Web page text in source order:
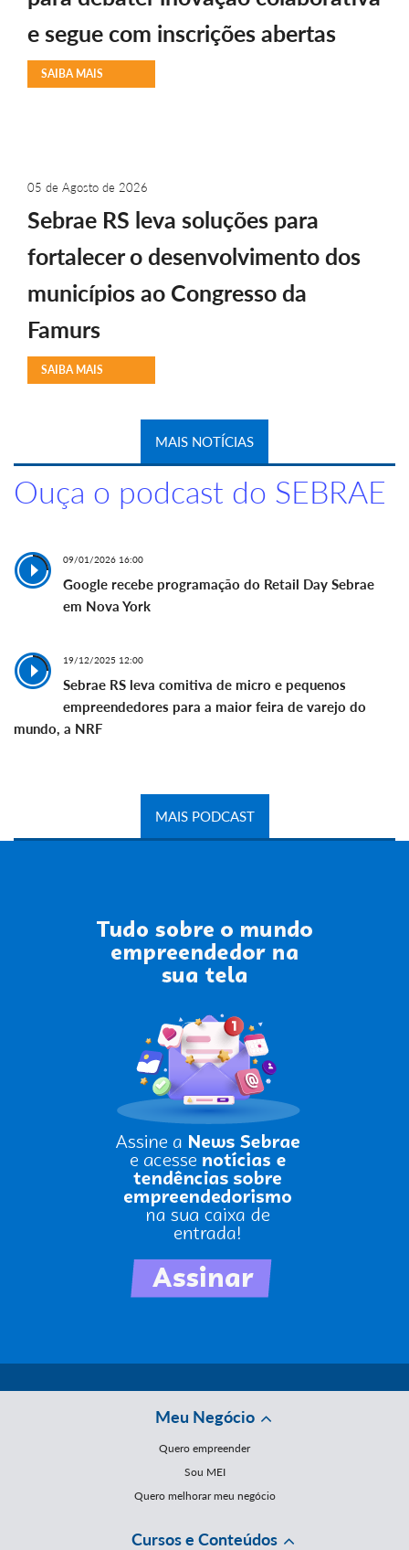
e segue com inscrições abertas
SAIBA MAIS
05 de Agosto de 2026
Sebrae RS leva soluções para
fortalecer o desenvolvimento dos
municípios ao Congresso da
Famurs
SAIBA MAIS
MAIS NOTÍCIAS
Ouça o podcast do SEBRAE
09/01/2026 16:00
Google recebe programação do Retail Day Sebrae
em Nova York
19/12/2025 12:00
Sebrae RS leva comitiva de micro e pequenos
empreendedores para a maior feira de varejo do
mundo, a NRF
MAIS PODCAST
Meu Negócio
Quero empreender
Sou MEI
Quero melhorar meu negócio
Cursos e Conteúdos